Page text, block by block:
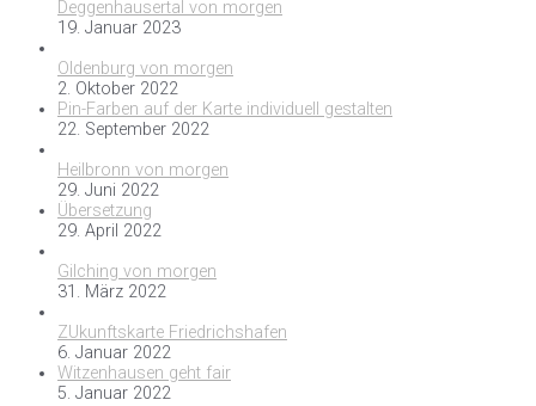
Deggenhausertal von morgen
19. Januar 2023
Oldenburg von morgen
2. Oktober 2022
Pin-Farben auf der Karte individuell gestalten
22. September 2022
Heilbronn von morgen
29. Juni 2022
Übersetzung
29. April 2022
Gilching von morgen
31. März 2022
ZUkunftskarte Friedrichshafen
6. Januar 2022
Witzenhausen geht fair
5. Januar 2022